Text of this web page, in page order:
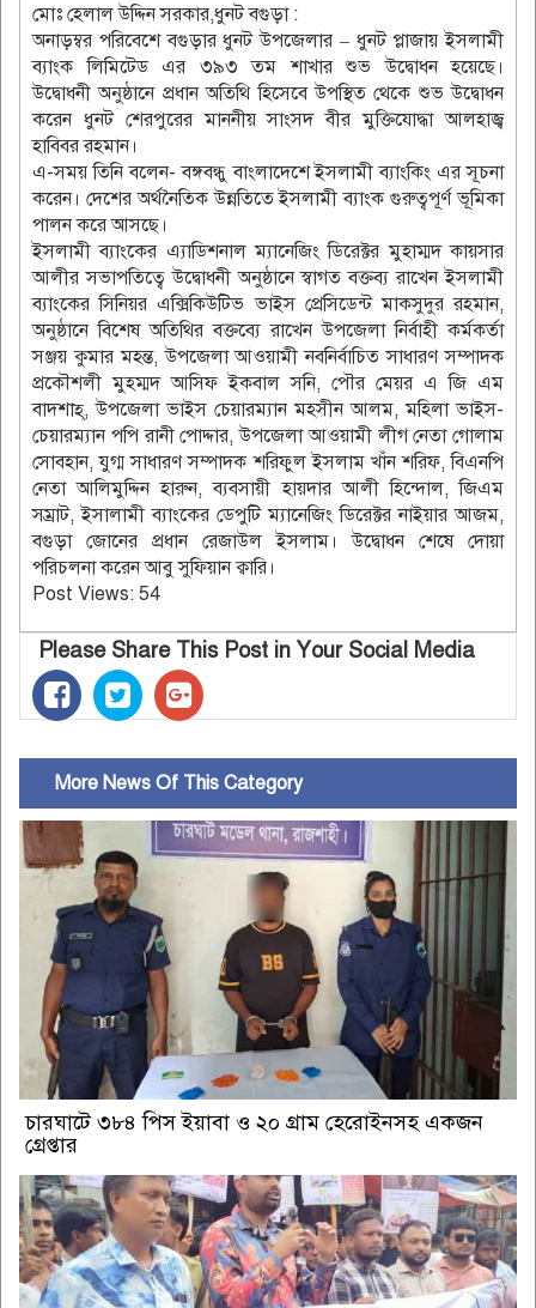
মোঃ হেলাল উদ্দিন সরকার,ধুনট বগুড়া :
অনাড়ম্বর পরিবেশে বগুড়ার ধুনট উপজেলার – ধুনট প্লাজায় ইসলামী
ব্যাংক লিমিটেড এর ৩৯৩ তম শাখার শুভ উদ্বোধন হয়েছে।
উদ্বোধনী অনুষ্ঠানে প্রধান অতিথি হিসেবে উপস্থিত থেকে শুভ উদ্বোধন
করেন ধুনট শেরপুরের মাননীয় সাংসদ বীর মুক্তিযোদ্ধা আলহাজ্ব
হাবিবর রহমান।
এ-সময় তিনি বলেন- বঙ্গবন্ধু বাংলাদেশে ইসলামী ব্যাংকিং এর সূচনা
করেন। দেশের অর্থনৈতিক উন্নতিতে ইসলামী ব্যাংক গুরুত্বপূর্ণ ভূমিকা
পালন করে আসছে।
ইসলামী ব্যাংকের এ্যাডিশনাল ম্যানেজিং ডিরেক্টর মুহাম্মদ কায়সার
আলীর সভাপতিত্বে উদ্বোধনী অনুষ্ঠানে স্বাগত বক্তব্য রাখেন ইসলামী
ব্যাংকের সিনিয়র এক্সিকিউটিভ ভাইস প্রেসিডেন্ট মাকসুদুর রহমান,
অনুষ্ঠানে বিশেষ অতিথির বক্তব্যে রাখেন উপজেলা নির্বাহী কর্মকর্তা
সঞ্জয় কুমার মহন্ত, উপজেলা আওয়ামী নবনির্বাচিত সাধারণ সম্পাদক
প্রকৌশলী মুহম্মদ আসিফ ইকবাল সনি, পৌর মেয়র এ জি এম
বাদশাহ্, উপজেলা ভাইস চেয়ারম্যান মহসীন আলম, মহিলা ভাইস-
চেয়ারম্যান পপি রানী পোদ্দার, উপজেলা আওয়ামী লীগ নেতা গোলাম
সোবহান, যুগ্ম সাধারণ সম্পাদক শরিফুল ইসলাম খাঁন শরিফ, বিএনপি
নেতা আলিমুদ্দিন হারুন, ব্যবসায়ী হায়দার আলী হিন্দোল, জিএম
সম্রাট, ইসালামী ব্যাংকের ডেপুটি ম্যানেজিং ডিরেক্টর নাইয়ার আজম,
বগুড়া জোনের প্রধান রেজাউল ইসলাম। উদ্বোধন শেষে দোয়া
পরিচলনা করেন আবু সুফিয়ান ক্বারি।
Post Views: 54
Please Share This Post in Your Social Media
More News Of This Category
চারঘাটে ৩৮৪ পিস ইয়াবা ও ২০ গ্রাম হেরোইনসহ একজন
গ্রেপ্তার